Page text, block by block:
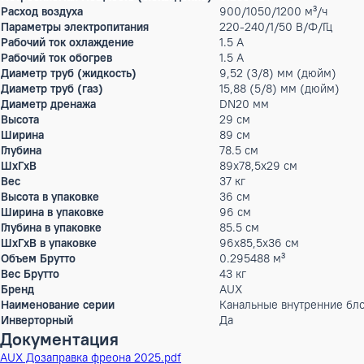
Особенности управления (в комплекте) Настенный
Особенности управления (опционально) Пульт ДУ;
Гарантийный срок производителя, год
Тип внутреннего блока
канальные
Статическое давление
50/80 Па
Мощность кондиционера
24 тыс.BTU
Производительность холод
7.1 кВт
Производительность тепло
8 кВт
Потребляемая мощность (охлаждение)
0.235 кВт
Расход воздуха
900/1050/1200 м³/ч
Параметры электропитания
220-240/1/50 В/Ф/Гц
Рабочий ток охлаждение 1.5 А
Рабочий ток обогрев
1.5 А
Диаметр труб (жидкость)
9,52 (3/8) мм
Диаметр труб (газ)
15,88 (5/8) мм
Диаметр дренажа
DN20 мм
Высота
Ширина
89 см
Глубина
ШxГxВ